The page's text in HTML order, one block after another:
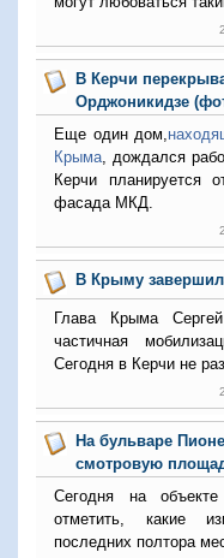
В Керчи
Орджоникидзе
Еще один дом,
Крыма, дождался
Керчи планируется
фасада МКД.
В Крыму
Глава Крыма
частичная
Сегодня в Керчи не
На бульваре
смотровую
Сегодня на
отметить, какие
последних полтора